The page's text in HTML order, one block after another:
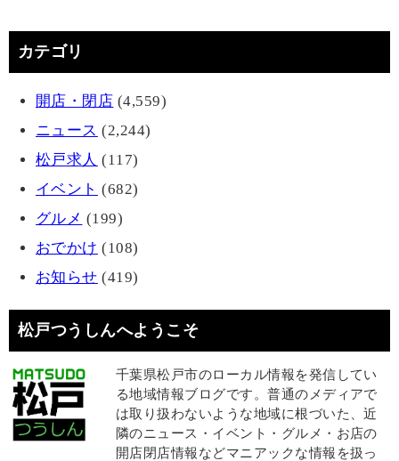
カテゴリ
開店・閉店 (4,559)
ニュース (2,244)
松戸求人 (117)
イベント (682)
グルメ (199)
おでかけ (108)
お知らせ (419)
松戸つうしんへようこそ
千葉県松戸市のローカル情報を発信してい
る地域情報ブログです。普通のメディアで
は取り扱わないような地域に根づいた、近
隣のニュース・イベント・グルメ・お店の
開店閉店情報などマニアックな情報を扱っ